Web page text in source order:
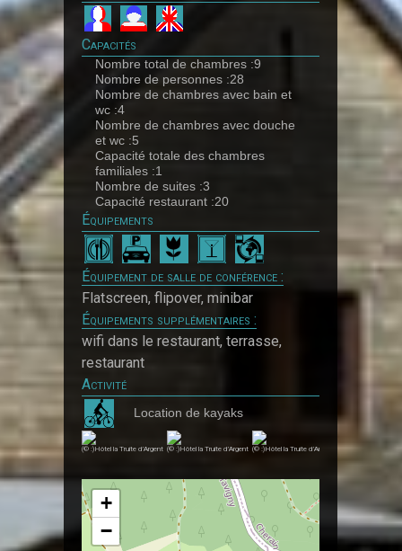
Capacités
Nombre total de chambres :9
Nombre de personnes :28
Nombre de chambres avec bain et
wc :4
Nombre de chambres avec douche
et wc :5
Capacité totale des chambres
familiales :1
Nombre de suites :3
Capacité restaurant :20
Équipements
Équipement de salle de conférence :
Flatscreen, flipover, minibar
Équipements supplémentaires :
wifi dans le restaurant, terrasse,
restaurant
Activité
Location de kayaks
(© :)Hôtel la Truite d’Argent (© :)Hôtel la Truite d’Argent (© :)Hôtel la Truite d’Argent
+
−